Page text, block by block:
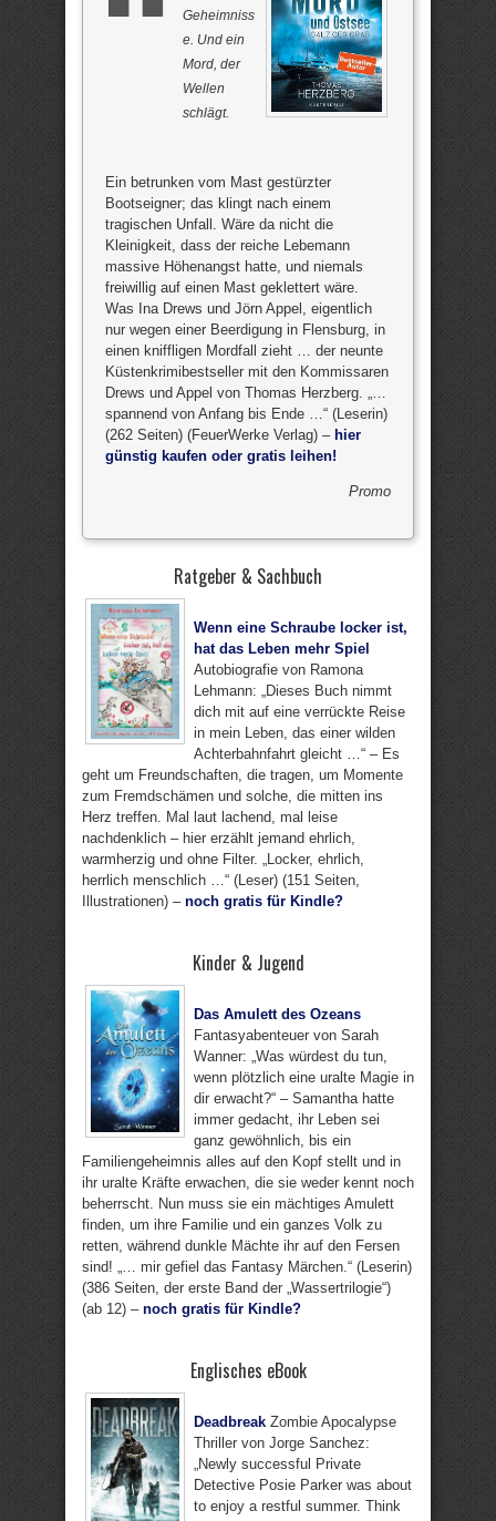
Geheimniss
e. Und ein
Mord, der
Wellen
schlägt.
Ein betrunken vom Mast gestürzter
Bootseigner; das klingt nach einem
tragischen Unfall. Wäre da nicht die
Kleinigkeit, dass der reiche Lebemann
massive Höhenangst hatte, und niemals
freiwillig auf einen Mast geklettert wäre.
Was Ina Drews und Jörn Appel, eigentlich
nur wegen einer Beerdigung in Flensburg, in
einen kniffligen Mordfall zieht … der neunte
Küstenkrimibestseller mit den Kommissaren
Drews und Appel von Thomas Herzberg. „…
spannend von Anfang bis Ende …“ (Leserin)
(262 Seiten) (FeuerWerke Verlag) – hier
günstig kaufen oder gratis leihen!
Promo
Ratgeber & Sachbuch
Wenn eine Schraube locker ist,
hat das Leben mehr Spiel
Autobiografie von Ramona
Lehmann: „Dieses Buch nimmt
dich mit auf eine verrückte Reise
in mein Leben, das einer wilden
Achterbahnfahrt gleicht …“ – Es
geht um Freundschaften, die tragen, um Momente
zum Fremdschämen und solche, die mitten ins
Herz treffen. Mal laut lachend, mal leise
nachdenklich – hier erzählt jemand ehrlich,
warmherzig und ohne Filter. „Locker, ehrlich,
herrlich menschlich …“ (Leser) (151 Seiten,
Illustrationen) – noch gratis für Kindle?
Kinder & Jugend
Das Amulett des Ozeans
Fantasyabenteuer von Sarah
Wanner: „Was würdest du tun,
wenn plötzlich eine uralte Magie in
dir erwacht?“ – Samantha hatte
immer gedacht, ihr Leben sei
ganz gewöhnlich, bis ein
Familiengeheimnis alles auf den Kopf stellt und in
ihr uralte Kräfte erwachen, die sie weder kennt noch
beherrscht. Nun muss sie ein mächtiges Amulett
finden, um ihre Familie und ein ganzes Volk zu
retten, während dunkle Mächte ihr auf den Fersen
sind! „… mir gefiel das Fantasy Märchen.“ (Leserin)
(386 Seiten, der erste Band der „Wassertrilogie“)
(ab 12) – noch gratis für Kindle?
Englisches eBook
Deadbreak Zombie Apocalypse
Thriller von Jorge Sanchez:
„Newly successful Private
Detective Posie Parker was about
to enjoy a restful summer. Think